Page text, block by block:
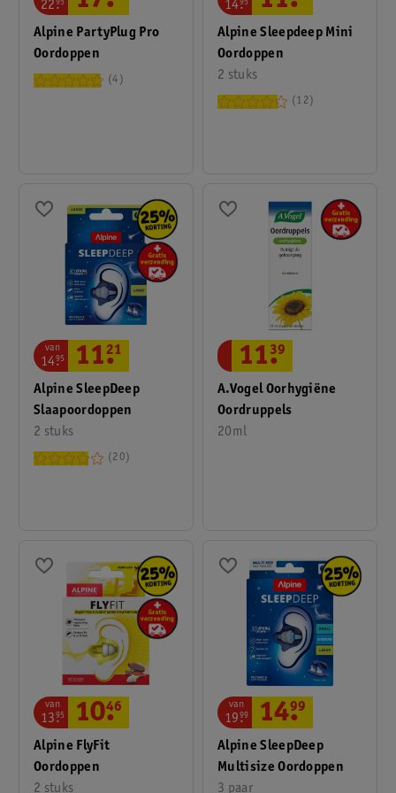
Alpine PartyPlug Pro
Oordoppen
22.
95
4
Alpine Sleepdeep Mini
Oordoppen
2 stuks
14.
95
12
Alpine SleepDeep
Slaapoordoppen
2 stuks
van
14.
95 11.
21
20
A.Vogel Oorhygiëne
Oordruppels
20ml
11.
39
Alpine FlyFit
Oordoppen
2 stuks
van
13.
95 10.
46
Alpine SleepDeep
Multisize Oordoppen
3 paar
van
19.
99 14.
99